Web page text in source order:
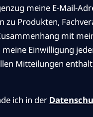
meine E-Mail-
Produkten,
mit
meine Einwilligung
Mitteilungen
ich in der